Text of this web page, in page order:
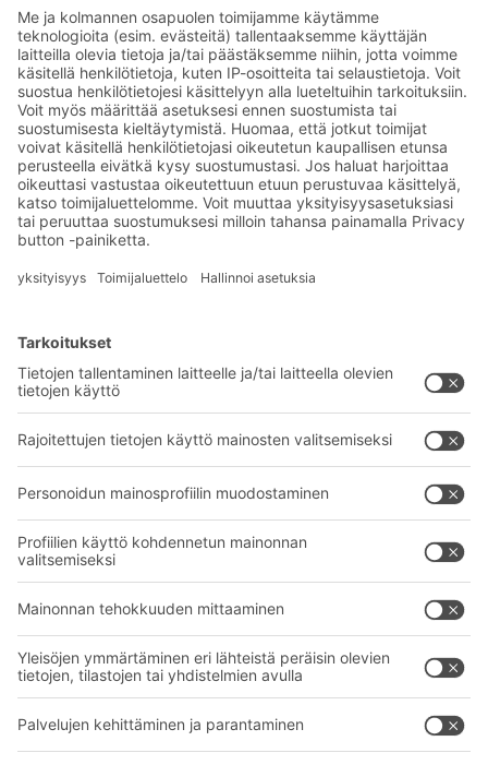
Tilaa BITO-uutiskirjeemme:
Uutisia ja faktoja
varastologistiikan
maailmasta
Eksklusiiviset alennukset
Tuoteinnovaatiot
BITO-ratkaisut
Laatikot ja säiliöt
Kuljetusjärjestelmät
Palvelumme
Neuvonta & Palvelu
BITO PROJEKTIOPAS
Yritys
Tietoa meistä
Tehtaamme